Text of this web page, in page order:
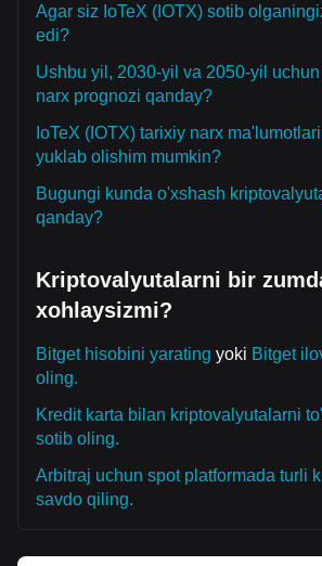
Agar siz IoTeX (IOTX) sotib
edi?
Ushbu yil, 2030-yil va 2050-yil
narx prognozi qanday?
IoTeX (IOTX) tarixiy narx
yuklab olishim mumkin?
Bugungi kunda o'xshash
qanday?
Kriptovalyutalarni bir
xohlaysizmi?
Bitget hisobini yarating yoki Bitget
oling.
Kredit karta bilan kriptovalyutalarni
sotib oling.
Arbitraj uchun spot platformada turli
savdo qiling.